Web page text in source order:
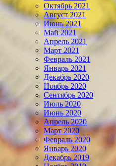
Октябрь 2021
Август 2021
Июнь 2021
Май 2021
Апрель 2021
Март 2021
Февраль 2021
Январь 2021
Декабрь 2020
Ноябрь 2020
Сентябрь 2020
Июль 2020
Июнь 2020
Апрель 2020
Март 2020
Февраль 2020
Январь 2020
Декабрь 2019